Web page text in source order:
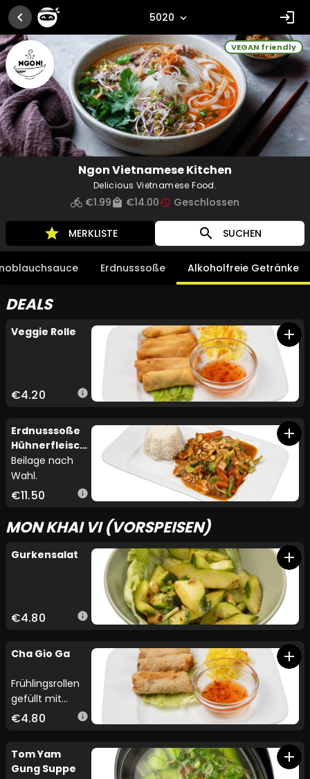
chevron_left 5020 expand_more login
VEGAN friendly
Ngon Vietnamese Kitchen
Delicious Vietnamese Food.
directions_bike €1.99local_mall €14.00history Geschlossen
star MERKLISTE search SUCHEN
Erdnusssoße Alkoholfreie Getränke
DEALS
Veggie Rolle
€4.20 info
add
Erdnusssoße
Hühnerfleisch
mit Gemüse
Beilage nach
Wahl.
€11.50 info
add
MON KHAI VI (VORSPEISEN)
Gurkensalat
€4.80 info
add
Cha Gio Ga
Frühlingsrollen
gefüllt mit
Hühnerfleisch.
€4.80 info
add
Tom Yam
Gung Suppe
add